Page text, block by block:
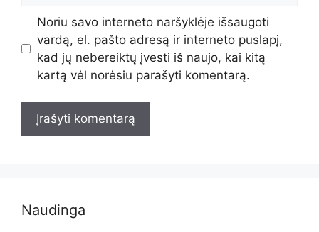
Noriu savo interneto naršyklėje išsaugoti
vardą, el. pašto adresą ir interneto puslapį,
kad jų nebereiktų įvesti iš naujo, kai kitą
kartą vėl norėsiu parašyti komentarą.
Naudinga